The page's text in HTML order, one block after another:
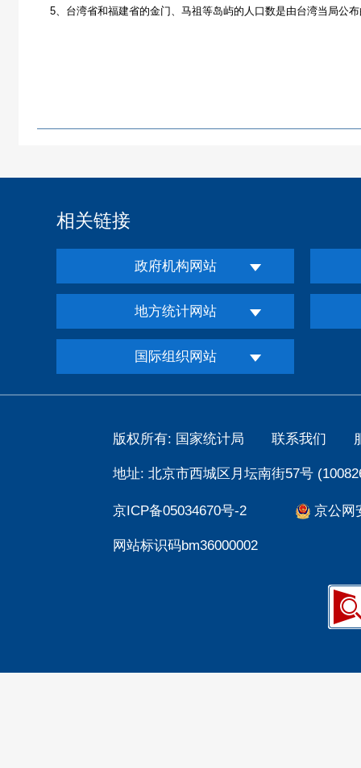
5、台湾省和福建省的金门、马祖等岛屿的人口数是由台湾当局公
相关链接
政府机构网站
地方统计网站
国际组织网站
版权所有: 国家统计局 联系我们
地址: 北京市西城区月坛南街57号
京ICP备05034670号-2 京公网
网站标识码bm36000002